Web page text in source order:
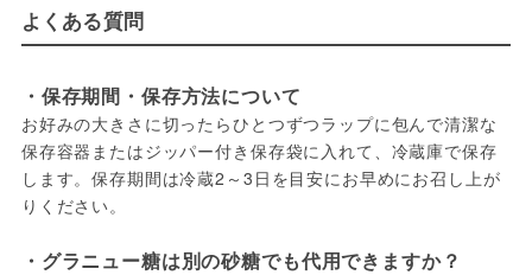
よくある質問
・保存期間・保存方法について
お好みの大きさに切ったらひとつずつラップに包んで清潔な
保存容器またはジッパー付き保存袋に入れて、冷蔵庫で保存
します。保存期間は冷蔵2～3日を目安にお早めにお召し上が
りください。
・グラニュー糖は別の砂糖でも代用できますか？